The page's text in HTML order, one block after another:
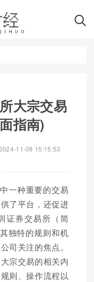
大宗交易
指南)
11-08 15:15:53
一种重要的交易
了平台，还促进
证券交易所（简
独特的规则和机
司关注的焦点。
宗交易的相关内
则、操作流程以